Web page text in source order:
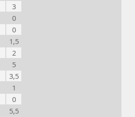
3
0
0
1,5
2
5
3,5
1
0
5,5